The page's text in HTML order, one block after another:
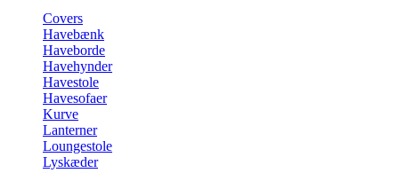
Covers
Havebænk
Haveborde
Havehynder
Havestole
Havesofaer
Kurve
Lanterner
Loungestole
Lyskæder